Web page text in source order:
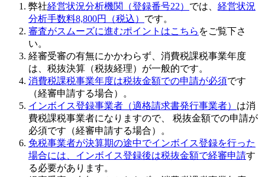
弊社経営状況分析機関（登録番号22） では、 経営状況
分析手数料8,800円（税込） です。
審査がスムーズに進むポイントはこちら をご覧下さ
い。
経審受審の有無にかかわらず、消費税課税事業年度
は、税抜決算（税抜経理）が一般的です。
消費税課税事業年度は税抜金額での申請が必須です
（経審申請する場合）。
インボイス登録事業者（適格請求書発行事業者） は消
費税課税事業者になりますので、 税抜金額での申請が
必須です（経審申請する場合）。
免税事業者が決算期の途中でインボイス登録を行った
場合には、インボイス登録後は税抜金額で経審申請す
る必要があります。